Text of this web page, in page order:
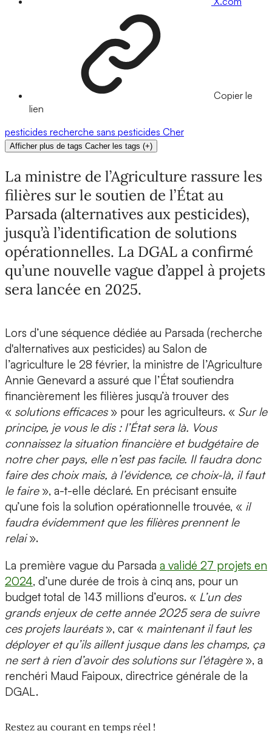
Copier le
lien
pesticides recherche sans pesticides Cher
Afficher plus de tags Cacher les tags (+)
La ministre de l’Agriculture rassure les
filières sur le soutien de l’État au
Parsada (alternatives aux pesticides),
jusqu’à l’identification de solutions
opérationnelles. La DGAL a confirmé
qu’une nouvelle vague d’appel à projets
sera lancée en 2025.
Lors d’une séquence dédiée au Parsada (recherche
d'alternatives aux pesticides) au Salon de
l’agriculture le 28 février, la ministre de l’Agriculture
Annie Genevard a assuré que l’État soutiendra
financièrement les filières jusqu’à trouver des
« solutions efficaces» pour les agriculteurs. « Sur le
principe, je vous le dis : l’État sera là. Vous
connaissez la situation financière et budgétaire de
notre cher pays, elle n’est pas facile. Il faudra donc
faire des choix mais, à l’évidence, ce choix-là, il faut
le faire », a-t-elle déclaré. En précisant ensuite
qu’une fois la solution opérationnelle trouvée, « il
faudra évidemment que les filières prennent le
relai».
La première vague du Parsada a validé 27 projets en
2024, d’une durée de trois à cinq ans, pour un
budget total de 143 millions d’euros. « L’un des
grands enjeux de cette année 2025 sera de suivre
ces projets lauréats», car « maintenant il faut les
déployer et qu’ils aillent jusque dans les champs, ça
ne sert à rien d’avoir des solutions sur l’étagère », a
renchéri Maud Faipoux, directrice générale de la
DGAL.
Restez au courant en temps réel !